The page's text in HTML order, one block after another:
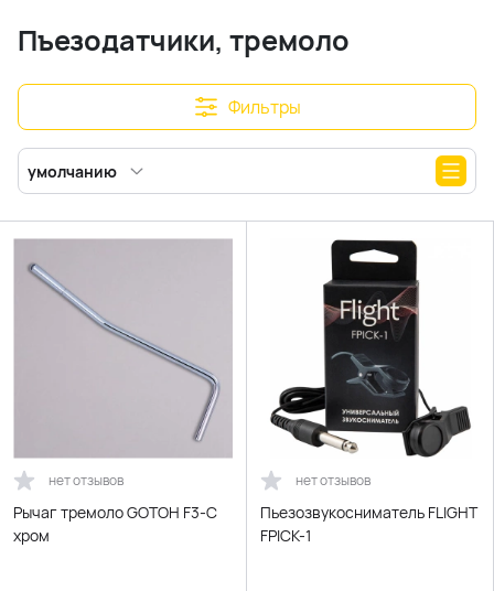
Пъезодатчики, тремоло
Фильтры
умолчанию
нет отзывов
Рычаг тремоло GOTOH F3-C
хром
нет отзывов
Пьезозвукосниматель FLIGHT
FPICK-1